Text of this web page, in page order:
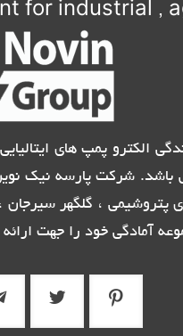
for industrial ,
شرکت پارسه نیک
، گلگهر
آمادگی خود را جهت